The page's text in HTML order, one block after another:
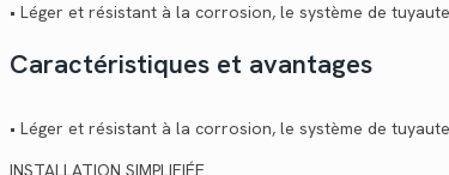
• Léger et résistant à la corrosion, le système de
Caractéristiques et avantages
• Léger et résistant à la corrosion, le système de
INSTALLATION SIMPLIFIÉE